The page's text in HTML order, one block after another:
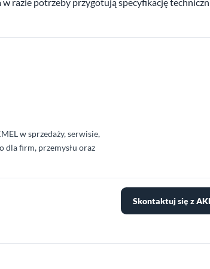
w sprzedaży, serwisie,
dla firm, przemysłu oraz
Skontaktuj się z